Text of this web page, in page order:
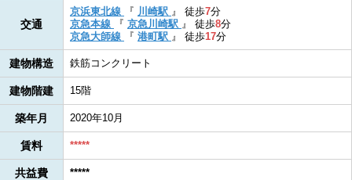
交通
京浜東北線 『 川崎駅 』 徒歩7分
京急本線
『 京急川崎駅 』 徒歩8分
京急大師線
『 港町駅 』 徒歩17分
建物構造 鉄筋コンクリート
建物階建 15階
築年月 2020年10月
賃料 *****
共益費 *****